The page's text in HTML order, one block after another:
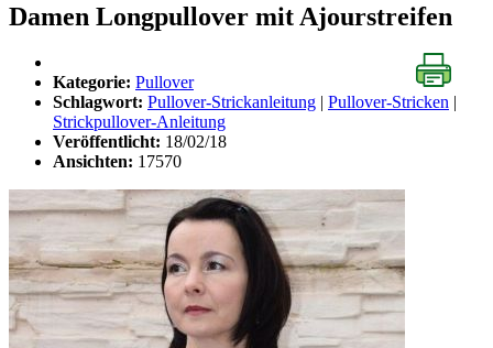
Damen Longpullover mit Ajourstreifen
Kategorie: Pullover
Schlagwort: Pullover-Strickanleitung Pullover-Stricken
Strickpullover-Anleitung
Veröffentlicht: 18/02/18
Ansichten: 17570